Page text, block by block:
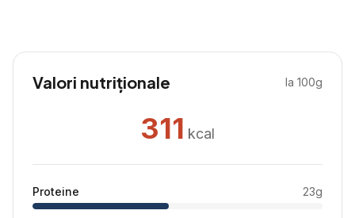
Valori nutriționale la 100g
311 kcal
Proteine 23g